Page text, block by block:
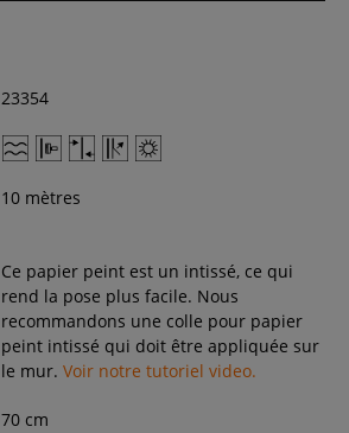
23354
10 mètres
Ce papier peint est un intissé, ce qui
rend la pose plus facile. Nous
recommandons une colle pour papier
peint intissé qui doit être appliquée sur
le mur. Voir notre tutoriel video.
70 cm